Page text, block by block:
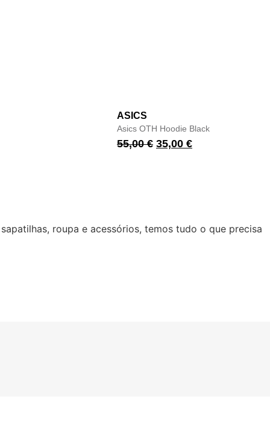
ASICS
Asics OTH Hoodie Black
55,00€ 35,00 €
roupa e acessórios, temos tudo o que precisa